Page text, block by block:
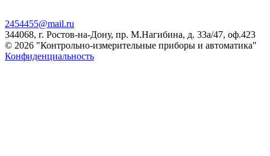
2454455@mail.ru
344068, г. Ростов-на-Дону, пр. М.Нагибина, д. 33а/47, оф.423
© 2026 "Контрольно-измерительные приборы и автоматика"
Конфиденциальность